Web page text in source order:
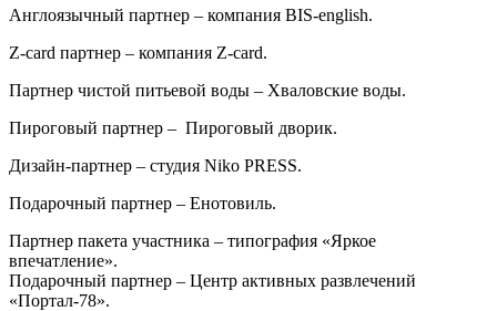
Англоязычный партнер – компания BIS-english.
Z-card партнер – компания Z-card.
Партнер чистой питьевой воды – Хваловские воды.
Пироговый партнер – Пироговый дворик.
Дизайн-партнер – студия Niko PRESS.
Подарочный партнер – Енотовиль.
Партнер пакета участника – типография «Яркое
впечатление».
Подарочный партнер – Центр активных развлечений
«Портал-78».